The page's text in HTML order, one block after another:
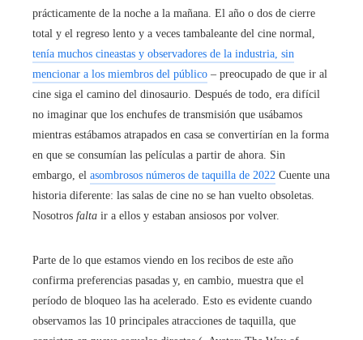
prácticamente de la noche a la mañana. El año o dos de cierre
total y el regreso lento y a veces tambaleante del cine normal,
tenía muchos cineastas y observadores de la industria, sin
mencionar a los miembros del público – preocupado de que ir al
cine siga el camino del dinosaurio. Después de todo, era difícil
no imaginar que los enchufes de transmisión que usábamos
mientras estábamos atrapados en casa se convertirían en la forma
en que se consumían las películas a partir de ahora. Sin
embargo, el asombrosos números de taquilla de 2022 Cuente una
historia diferente: las salas de cine no se han vuelto obsoletas.
Nosotros falta ir a ellos y estaban ansiosos por volver.
Parte de lo que estamos viendo en los recibos de este año
confirma preferencias pasadas y, en cambio, muestra que el
período de bloqueo las ha acelerado. Esto es evidente cuando
observamos las 10 principales atracciones de taquilla, que